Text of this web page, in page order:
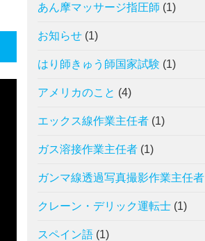
あん摩マッサージ指圧師 (1)
お知らせ (1)
はり師きゅう師国家試験 (1)
アメリカのこと (4)
エックス線作業主任者 (1)
ガス溶接作業主任者 (1)
ガンマ線透過写真撮影作業主任者
クレーン・デリック運転士 (1)
スペイン語 (1)